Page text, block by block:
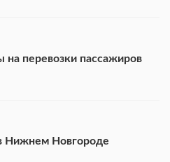
на перевозки пассажиров
Нижнем Новгороде